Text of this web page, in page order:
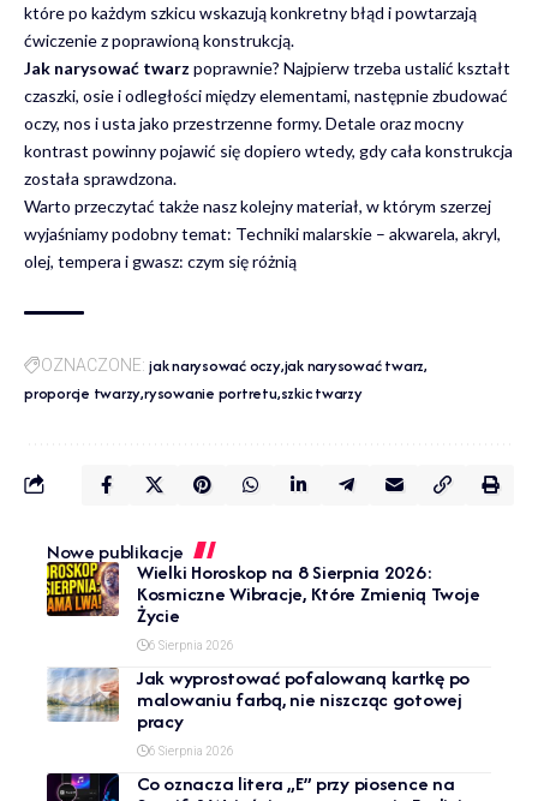
które po każdym szkicu wskazują konkretny błąd i powtarzają
ćwiczenie z poprawioną konstrukcją.
Jak narysować twarz poprawnie? Najpierw trzeba ustalić kształt
czaszki, osie i odległości między elementami, następnie zbudować
oczy, nos i usta jako przestrzenne formy. Detale oraz mocny
kontrast powinny pojawić się dopiero wtedy, gdy cała konstrukcja
została sprawdzona.
Warto przeczytać także nasz kolejny materiał, w którym szerzej
wyjaśniamy podobny temat: Techniki malarskie – akwarela, akryl,
olej, tempera i gwasz: czym się różnią
OZNACZONE: jak narysować oczyjak narysować twarz
proporcje twarzyrysowanie portretu szkic twarzy
Nowe publikacje
Wielki Horoskop na 8 Sierpnia 2026:
Kosmiczne Wibracje, Które Zmienią Twoje
Życie
6 Sierpnia 2026
Jak wyprostować pofalowaną kartkę po
malowaniu farbą, nie niszcząc gotowej
pracy
6 Sierpnia 2026
Co oznacza litera „E” przy piosence na